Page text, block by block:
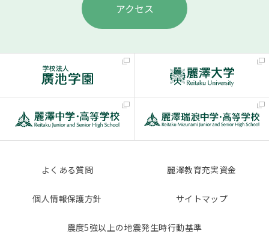
アクセス
よくある質問 麗澤教育充実資金
個人情報保護方針 サイトマップ
震度5強以上の地震発生時行動基準